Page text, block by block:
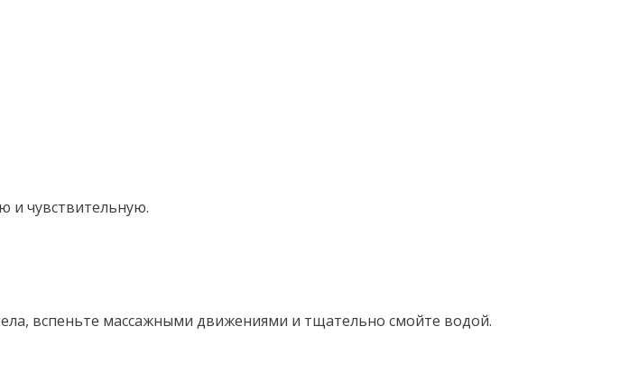
и чувствительную.
вспеньте массажными движениями и тщательно смойте водой.